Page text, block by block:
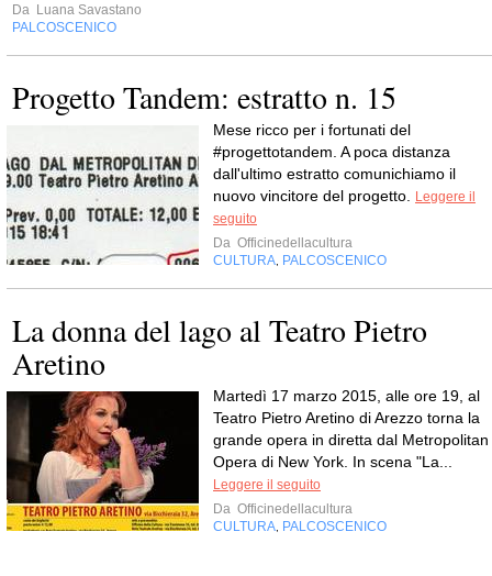
Da Luana Savastano
PALCOSCENICO
Progetto Tandem: estratto n. 15
Mese ricco per i fortunati del
#progettotandem. A poca distanza
dall'ultimo estratto comunichiamo il
nuovo vincitore del progetto.
Leggere il
seguito
Da Officinedellacultura
CULTURA PALCOSCENICO
La donna del lago al Teatro Pietro
Aretino
Martedì 17 marzo 2015, alle ore 19, al
Teatro Pietro Aretino di Arezzo torna la
grande opera in diretta dal Metropolitan
Opera di New York. In scena "La...
Leggere il seguito
Da Officinedellacultura
CULTURA PALCOSCENICO